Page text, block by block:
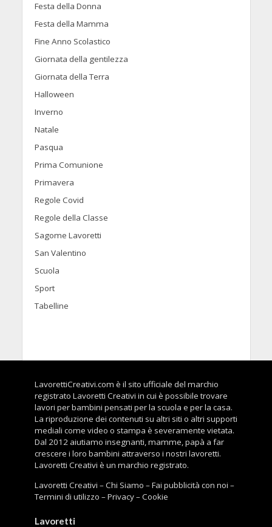
Festa della Donna
Festa della Mamma
Fine Anno Scolastico
Giornata della gentilezza
Giornata della Terra
Halloween
Inverno
Natale
Pasqua
Prima Comunione
Primavera
Regole Covid
Regole della Classe
Sagome Lavoretti
San Valentino
Scuola
Sport
Tabelline
LavorettiCreativi.com è il sito ufficiale del marchio
registrato Lavoretti Creativi in cui è possibile trovare
lavori per bambini pensati per la scuola e per la casa.
La riproduzione dei contenuti su altri siti o altri supporti
mediali come video o stampa è severamente vietata.
Dal 2012 aiutiamo insegnanti, mamme, papà a far
crescere i loro bambini attraverso i nostri lavoretti.
Lavoretti Creativi è un marchio registrato.
Lavoretti Creativi –Chi Siamo –Fai pubblicità con noi –
Termini di utilizzo –Privacy–Cookie
Lavoretti